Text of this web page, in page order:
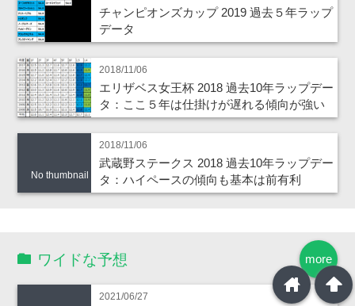
チャンピオンズカップ 2019 過去５年ラップ
データ
2018/11/06
エリザベス女王杯 2018 過去10年ラップデー
タ：ここ５年は仕掛けが遅れる傾向が強い
No thumbnail
2018/11/06
武蔵野ステークス 2018 過去10年ラップデー
タ：ハイペースの傾向も基本は前有利
more
ワイドな予想
2021/06/27
arrowup
home